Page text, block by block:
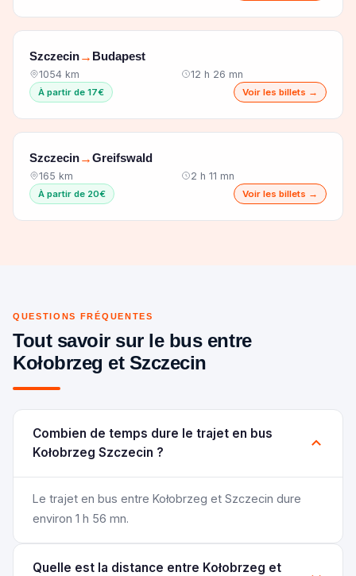
Szczecin→ Budapest
1054 km 12 h 26 mn
À partir de 17€ Voir les billets →
Szczecin→Greifswald
165 km 2 h 11 mn
À partir de 20€ Voir les billets →
QUESTIONS FRÉQUENTES
Tout savoir sur le bus entre
Kołobrzeg et Szczecin
Combien de temps dure le trajet en bus
Kołobrzeg Szczecin ?
Le trajet en bus entre Kołobrzeg et Szczecin dure
environ 1 h 56 mn.
Quelle est la distance entre Kołobrzeg et